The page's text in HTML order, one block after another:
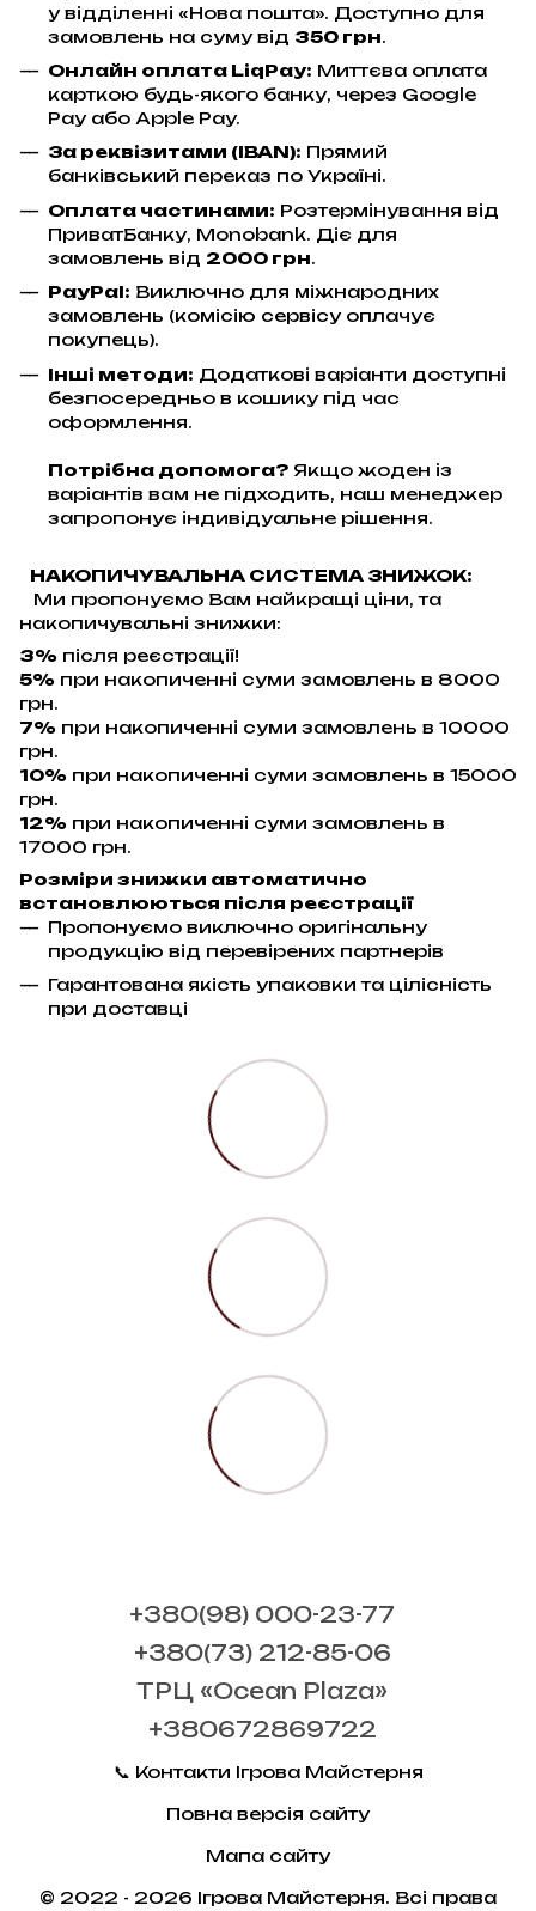
у відділенні «Нова пошта». Доступно для
замовлень на суму від 350 грн.
Онлайн оплата LiqPay: Миттєва оплата
карткою будь-якого банку, через Google
Pay або Apple Pay.
За реквізитами (IBAN): Прямий
банківський переказ по Україні.
Оплата частинами: Розтермінування від
ПриватБанку, Monobank. Діє для
замовлень від 2000 грн.
PayPal: Виключно для міжнародних
замовлень (комісію сервісу оплачує
покупець).
Інші методи: Додаткові варіанти доступні
безпосередньо в кошику під час
оформлення.
Потрібна допомога? Якщо жоден із
варіантів вам не підходить, наш менеджер
запропонує індивідуальне рішення.
НАКОПИЧУВАЛЬНА СИСТЕМА ЗНИЖОК:
Ми пропонуємо Вам найкращі ціни, та
накопичувальні знижки:
3% після реєстрації!
5% при накопиченні суми замовлень в 8000
грн.
7% при накопиченні суми замовлень в 10000
грн.
10% при накопиченні суми замовлень в 15000
грн.
12% при накопиченні суми замовлень в
17000 грн.
Розміри знижки автоматично
встановлюються після реєстрації
Пропонуємо виключно оригінальну
продукцію від перевірених партнерів
Гарантована якість упаковки та цілісність
при доставці
+380(98) 000-23-77
+380(73) 212-85-06
ТРЦ «Ocean Plaza»
+380672869722
📞 Контакти Ігрова Майстерня
Повна версія сайту
Мапа сайту
© 2022 - 2026 Ігрова Майстерня. Всі права